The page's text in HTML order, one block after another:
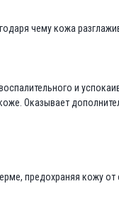
чему кожа
и
Оказывает
предохраняя кожу